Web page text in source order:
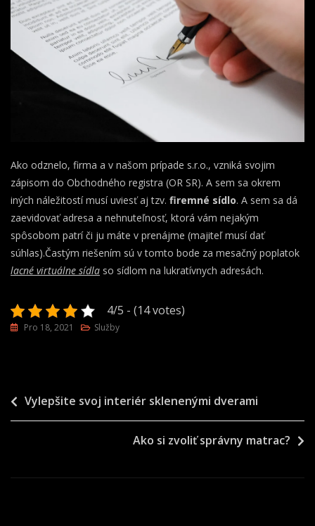
Ako odznelo, firma a v našom prípade s.r.o., vzniká svojim
zápisom do Obchodného registra (OR SR). A sem sa okrem
iných náležitostí musí uviesť aj tzv. firemné sídlo. A sem sa dá
zaevidovať adresa a nehnuteľnosť, ktorá vám nejakým
spôsobom patrí či ju máte v prenájme (majiteľ musí dať
súhlas).Častým riešením sú v tomto bode za mesačný poplatok
lacné virtuálne sídla so sídlom na lukratívnych adresách.
4/5 - (14 votes)
Pro 18, 2021 Služby
Navigace
pro
Vylepšite svoj interiér sklenenými dverami
Ako si zvoliť správny matrac?